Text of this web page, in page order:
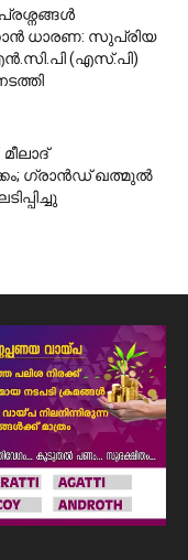
ധാരണ: സുപ്രിയ
(എസ്.പി)
ഗ്രാൻഡ് ഖത്മുൽ